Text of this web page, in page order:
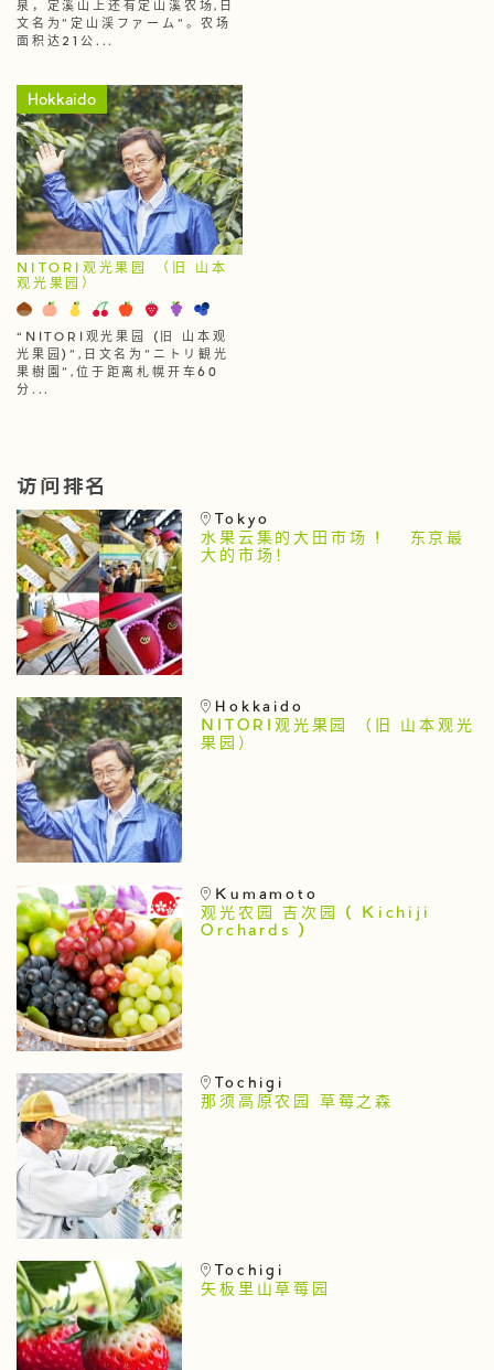
泉，定溪山上还有定山溪农场,日
文名为"定山渓ファーム"。农场
面积达21公...
Hokkaido
NITORI观光果园 （旧 山本
观光果园）
“NITORI观光果园 (旧 山本观
光果园)”,日文名为"ニトリ観光
果樹園",位于距离札幌开车60
分...
访问排名
Tokyo
水果云集的大田市场 ! 东京最
大的市场！
Hokkaido
NITORI观光果园 （旧 山本观光
果园）
Kumamoto
观光农园 吉次园 ( Kichiji
Orchards )
Tochigi
那须高原农园 草莓之森
Tochigi
矢板里山草莓园